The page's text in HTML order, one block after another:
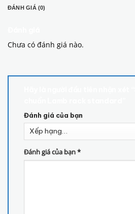
ĐÁNH GIÁ (0)
Chưa có đánh giá nào.
Đánh giá của bạn
Đánh giá của bạn*